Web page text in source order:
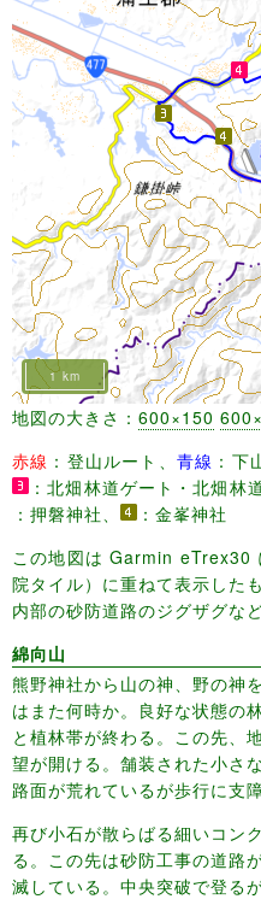
1 km
地図の大きさ： 600×150
赤線 ：登山ルート、 青線 ：下
：北畑林道ゲート・北畑林
：押磐神社、
：金峯神社
この地図は Garmin eTrex30
院タイル）に重ねて表示した
内部の砂防道路のジグザグな
綿向山
熊野神社から山の神、野の神
はまた何時か。良好な状態の
と植林帯が終わる。この先、
望が開ける。舗装された小さ
路面が荒れているが歩行に支障
再び小石が散らばる細いコン
る。この先は砂防工事の道路
滅している。中央突破で登る